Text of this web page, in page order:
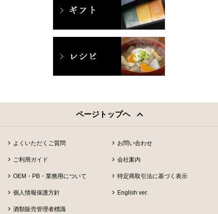
ページトップヘ
よくいただくご質問 お問い合わせ
ご利用ガイド 会社案内
OEM・PB・業務用について 特定商取引法に基づく表示
個人情報保護方針 English ver.
酒類販売管理者標識